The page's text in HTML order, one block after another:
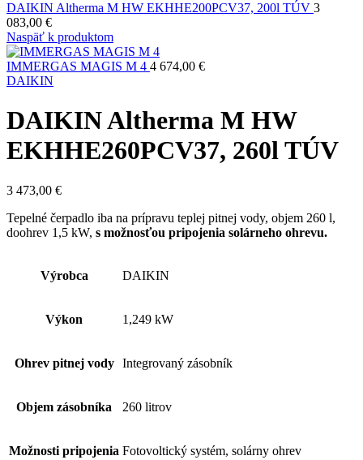
DAIKIN Altherma M HW EKHHE200PCV37, 200l TÚV 3
083,00 €
Naspäť k produktom
IMMERGAS MAGIS M 4 4 674,00 €
DAIKIN
DAIKIN Altherma M HW
EKHHE260PCV37, 260l TÚV
3 473,00 €
Tepelné čerpadlo iba na prípravu teplej pitnej vody, objem 260 l,
doohrev 1,5 kW, s možnosťou pripojenia solárneho ohrevu.
Výrobca DAIKIN
Výkon 1,249 kW
Ohrev pitnej vody Integrovaný zásobník
Objem zásobníka 260 litrov
Možnosti pripojenia Fotovoltický systém, solárny ohrev